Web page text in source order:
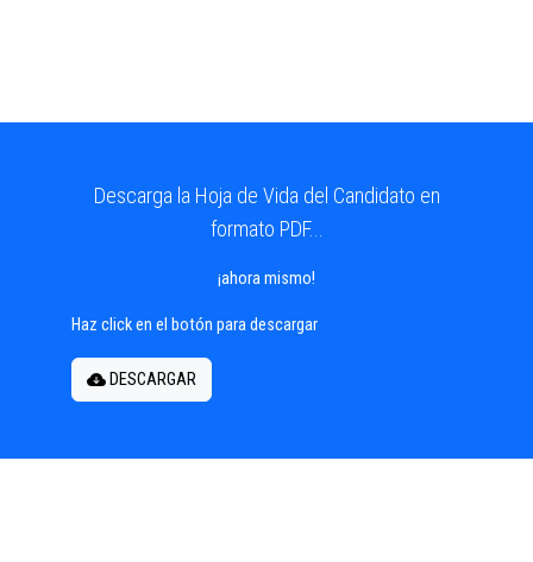
Descarga la Hoja de Vida del Candidato en
formato PDF...
¡ahora mismo!
Haz click en el botón para descargar
DESCARGAR